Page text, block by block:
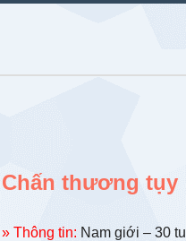
Chấn thương tụy
» Thông tin: Nam giới – 30